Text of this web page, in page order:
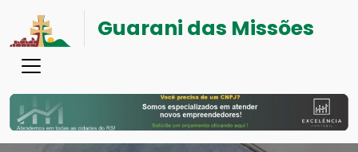
Guarani das Missões